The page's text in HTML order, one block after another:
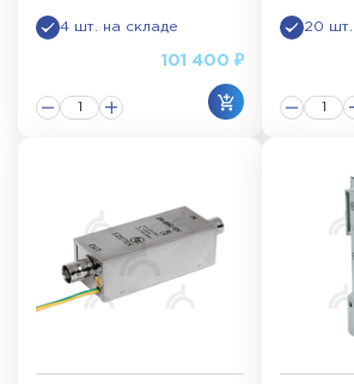
4 шт. на складе
101 400 ₽
20 шт.